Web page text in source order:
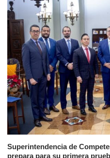
Superintendencia de
prepara para su primera